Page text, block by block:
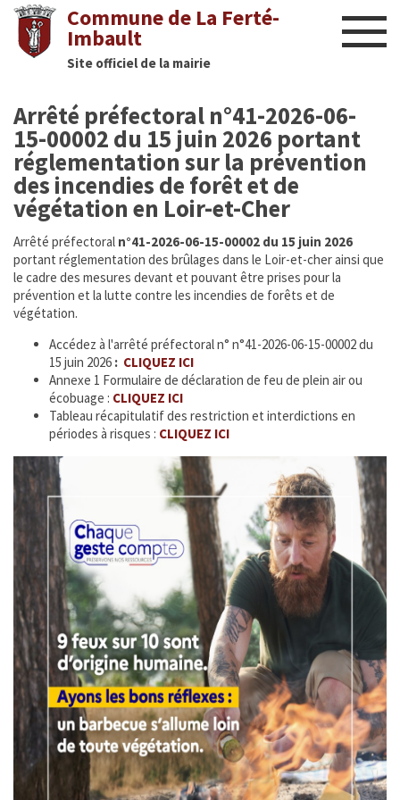
Commune de La Ferté-
Imbault
Site officiel de la mairie
Actualités
Nous contacter
Diaporama
Culture
Manifestations
Mairie
Infos utiles
Enfance Jeunesse et Famille
Vie associative
Tourisme et Culture
Ça s'est passé à la Ferté
INFOS ÉPIZOOTIES
CATNAT - Sécheresse
URBANISME
ÉTAT CIVIL
SERVICE PUBLIC
Arrêté préfectoral n°41-2026-06-
15-00002 du 15 juin 2026 portant
réglementation sur la prévention
des incendies de forêt et de
végétation en Loir-et-Cher
Arrêté préfectoraln°41-2026-06-15-00002 du 15 juin 2026
portant réglementation des brûlages dans le Loir-et-cher ainsi que
le cadre des mesures devant et pouvant être prises pour la
prévention et la lutte contre les incendies de forêts et de
végétation.
Accédez à l'arrêté préfectoral n° n°41-2026-06-15-00002 du
15 juin 2026: CLIQUEZ ICI
Annexe 1 Formulaire de déclaration de feu de plein air ou
écobuage : CLIQUEZ ICI
Tableau récapitulatif des restriction et interdictions en
périodes à risques : CLIQUEZ ICI